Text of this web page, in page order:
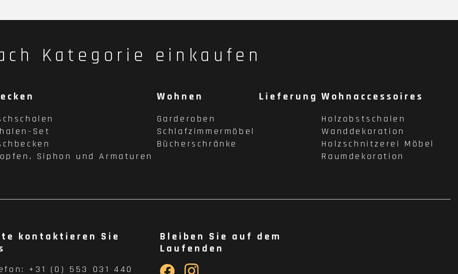
Kategorie einkaufen
Set
Siphon und Armaturen
Wohnen
Garderoben
Schlafzimmermöbel
Bücherschränke
Lieferung Wohnaccessoires
Holzobstschalen
Wanddekoration
Holzschnitzerei Möbel
Raumdekoration
kontaktieren Sie
+31 (0) 553 031 440
Bleiben Sie auf dem
Laufenden